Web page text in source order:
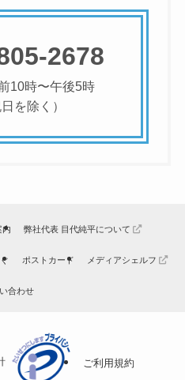
2678
10時〜午後5時
を除く）
内 弊社代表 目代純平について
ポストカード メディアシェルフ
合わせ
ご利用規約